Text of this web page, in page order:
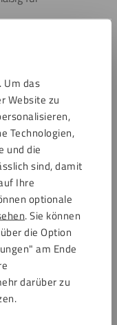
Um das
Website zu
Technologien,
und die
sind, damit
Ihre
optionale
. Sie können
die Option
am Ende
darüber zu
andere
finden Sie
Alupanel- und
all diese
Sie in unserem
Alupanel- und
verschiedenen
Diese finden Sie